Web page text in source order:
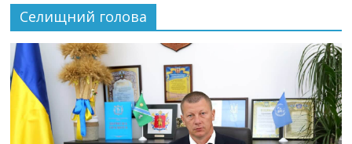
Селищний голова